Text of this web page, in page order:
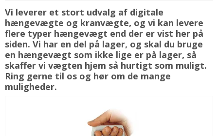
Vi leverer et stort udvalg af digitale
hængevægte og kranvægte, og vi kan levere
flere typer hængevægt end der er vist her på
siden. Vi har en del på lager, og skal du bruge
en hængevægt som ikke lige er på lager, så
skaffer vi vægten hjem så hurtigt som muligt.
Ring gerne til os og hør om de mange
muligheder.